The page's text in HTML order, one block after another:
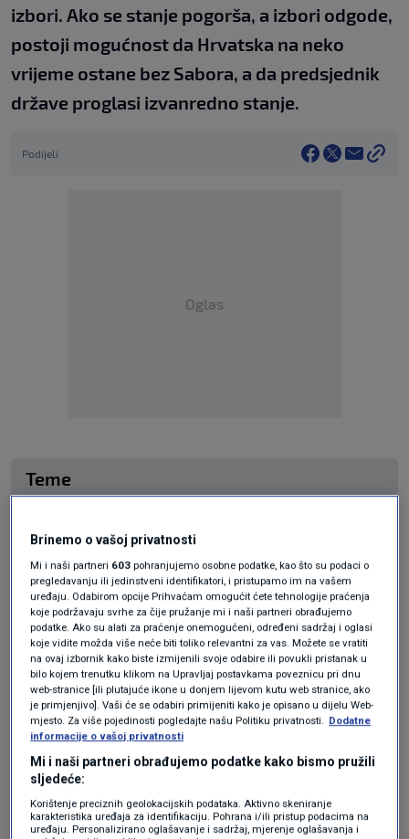
izbori. Ako se stanje pogorša, a izbori odgode,
postoji mogućnost da Hrvatska na neko
vrijeme ostane bez Sabora, a da predsjednik
države proglasi izvanredno stanje.
Podijeli
Oglas
Teme
Oglas
KAKVO JE TVOJE MIŠLJENJE O OVOME?
Brinemo o vašoj privatnosti
Mi i naši partneri 603 pohranjujemo osobne podatke, kao što su podaci o
pregledavanju ili jedinstveni identifikatori, i pristupamo im na vašem
uređaju. Odabirom opcije Prihvaćam omogućit ćete tehnologije praćenja
koje podržavaju svrhe za čije pružanje mi i naši partneri obrađujemo
podatke. Ako su alati za praćenje onemogućeni, određeni sadržaj i oglasi
koje vidite možda više neće biti toliko relevantni za vas. Možete se vratiti
na ovaj izbornik kako biste izmijenili svoje odabire ili povukli pristanak u
bilo kojem trenutku klikom na Upravljaj postavkama poveznicu pri dnu
web-stranice [ili plutajuće ikone u donjem lijevom kutu web stranice, ako
je primjenjivo]. Vaši će se odabiri primijeniti kako je opisano u dijelu Web-
mjesto. Za više pojedinosti pogledajte našu Politiku privatnosti. Dodatne
informacije o vašoj privatnosti
Mi i naši partneri obrađujemo podatke kako bismo pružili
sljedeće:
Korištenje preciznih geolokacijskih podataka. Aktivno skeniranje
karakteristika uređaja za identifikaciju. Pohrana i/ili pristup podacima na
uređaju. Personalizirano oglašavanje i sadržaj, mjerenje oglašavanja i